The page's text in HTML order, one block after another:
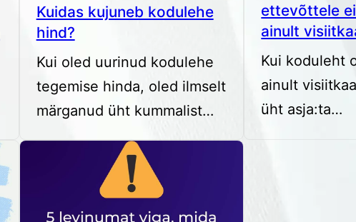
Kuidas kujuneb kodulehe
hind?
Kui oled uurinud kodulehe
tegemise hinda, oled ilmselt
märganud üht kummalist…
ettevõttele
ainult
Kui koduleht
ainult
üht asja:ta…